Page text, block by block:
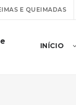
E QUEIMADAS
INÍCIO